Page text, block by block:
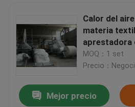
Calor del
materia
aprestadora
sistema de
MOQ：1 set
Precio：
Mejor precio